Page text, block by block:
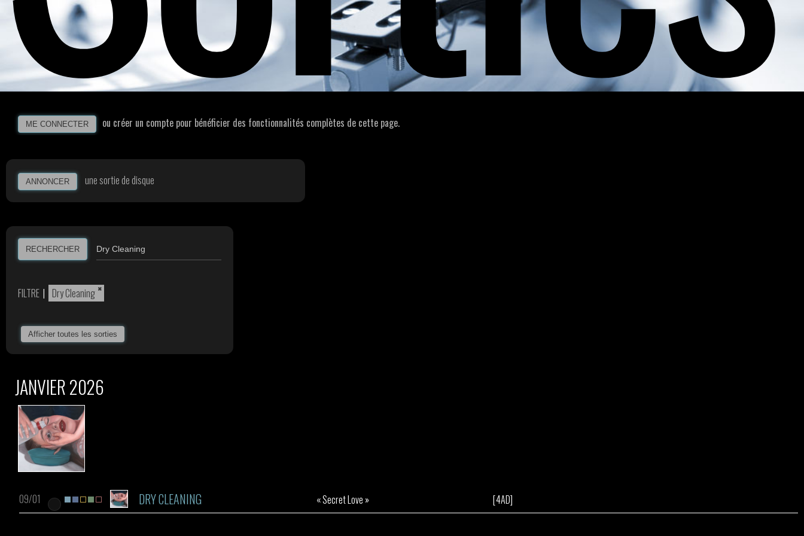
ME CONNECTER ou créer un compte pour bénéficier des fonctionnalités complètes de cette page.
ANNONCER une sortie de disque
RECHERCHER
FILTRE | ×
Dry Cleaning
Afficher toutes les sorties
JANVIER 2026
09/01 DRY CLEANING « Secret Love » [4AD]